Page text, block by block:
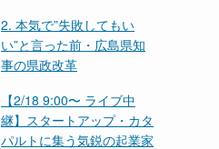
2. 本気で”失敗してもい
い”と言った前・広島県知
事の県政改革
【2/18 9:00〜 ライブ中
継】スタートアップ・カタ
パルトに集う気鋭の起業家